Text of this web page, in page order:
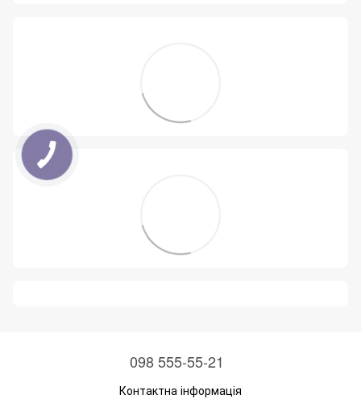
098 555-55-21
Контактна інформація